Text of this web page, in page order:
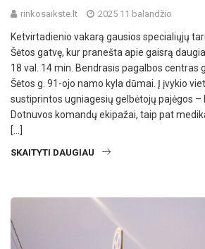
rinkosaikste.lt 2025 11 balandžio
Ketvirtadienio vakarą gausios specialiųjų
Šėtos gatvę, kur pranešta apie gaisrą
18 val. 14 min. Bendrasis pagalbos centras
Šėtos g. 91-ojo namo kyla dūmai. Į įvykio
sustiprintos ugniagesių gelbėtojų pajėgos –
Dotnuvos komandų ekipažai, taip pat
[…]
SKAITYTI DAUGIAU